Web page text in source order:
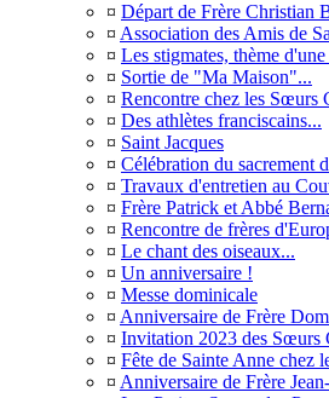
¤ Départ de Frère Christian
¤ Association des Amis de
¤ Les stigmates, thème
¤ Sortie de "Ma Maison"...
¤ Rencontre chez les Sœurs
¤ Des athlètes franciscains...
¤ Saint Jacques
¤ Célébration du sacrement
¤ Travaux d'entretien au
¤ Frère Patrick et Abbé
¤ Rencontre de frères
¤ Le chant des oiseaux...
¤ Un anniversaire !
¤ Messe dominicale
¤ Anniversaire de Frère
¤ Invitation 2023 des Sœurs
¤ Fête de Sainte Anne chez
¤ Anniversaire de Frère